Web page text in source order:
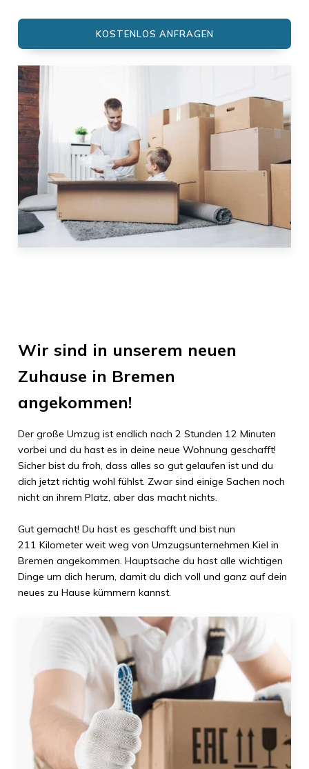
KOSTENLOS ANFRAGEN
Wir sind in unserem neuen
Zuhause in Bremen
angekommen!
Der große Umzug ist endlich nach 2 Stunden 12 Minuten
vorbei und du hast es in deine neue Wohnung geschafft!
Sicher bist du froh, dass alles so gut gelaufen ist und du
dich jetzt richtig wohl fühlst. Zwar sind einige Sachen noch
nicht an ihrem Platz, aber das macht nichts.
Gut gemacht! Du hast es geschafft und bist nun
211 Kilometerweit weg von Umzugsunternehmen Kiel in
Bremen angekommen. Hauptsache du hast alle wichtigen
Dinge um dich herum, damit du dich voll und ganz auf dein
neues zu Hause kümmern kannst.